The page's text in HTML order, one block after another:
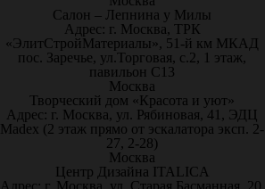
Салон – Лепнина у Милы
Адрес: г. Москва, ТРК
«ЭлитСтройМатериалы», 51-й км МКАД
пос. Заречье, ул.Торговая, с.2, 1 этаж,
павильон С13
Москва
Творческий дом «Красота и уют»
Адрес: г. Москва, ул. Рябиновая, 41, ЭДЦ
Madex (2 этаж прямо от эскалатора эксп. 2-
27, 2-28)
Москва
Центр Дизайна ITALICA
Адрес: г. Москва, ул. Старая Басманная, 20,